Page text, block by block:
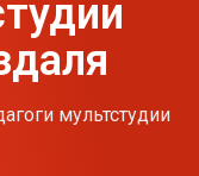
мультстудии